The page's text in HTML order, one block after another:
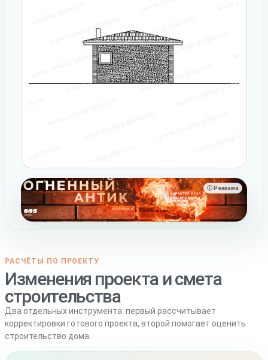
ⓘ Реклама
РАСЧЁТЫ ПО ПРОЕКТУ
Изменения проекта и смета
строительства
Два отдельных инструмента: первый рассчитывает
корректировки готового проекта, второй помогает оценить
строительство дома.